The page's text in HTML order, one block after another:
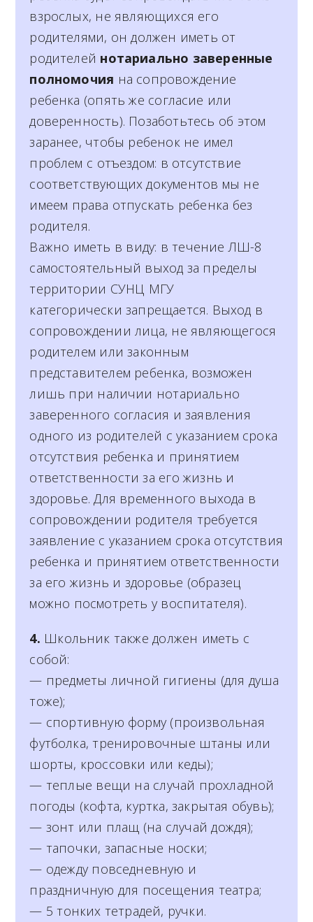
взрослых, не являющихся его
родителями, он должен иметь от
родителей нотариально заверенные
полномочия на сопровождение
ребенка (опять же согласие или
доверенность). Позаботьтесь об этом
заранее, чтобы ребенок не имел
проблем с отъездом: в отсутствие
соответствующих документов мы не
имеем права отпускать ребенка без
родителя.
Важно иметь в виду: в течение ЛШ-8
самостоятельный выход за пределы
территории СУНЦ МГУ
категорически запрещается. Выход в
сопровождении лица, не являющегося
родителем или законным
представителем ребенка, возможен
лишь при наличии нотариально
заверенного согласия и заявления
одного из родителей с указанием срока
отсутствия ребенка и принятием
ответственности за его жизнь и
здоровье. Для временного выхода в
сопровождении родителя требуется
заявление с указанием срока отсутствия
ребенка и принятием ответственности
за его жизнь и здоровье (образец
можно посмотреть у воспитателя).
4. Школьник также должен иметь с
собой:
— предметы личной гигиены (для душа
тоже);
— спортивную форму (произвольная
футболка, тренировочные штаны или
шорты, кроссовки или кеды);
— теплые вещи на случай прохладной
погоды (кофта, куртка, закрытая обувь);
— зонт или плащ (на случай дождя);
— тапочки, запасные носки;
— одежду повседневную и
праздничную для посещения театра;
— 5 тонких тетрадей, ручки.